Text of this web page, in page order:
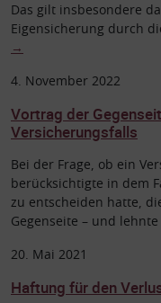
Das gilt insbesondere
Eigensicherung durch
→
4. November 2022
Vortrag der
Versicherungsfalls
Bei der Frage, ob ein
berücksichtigte in dem
zu entscheiden hatte,
Gegenseite – und
20. Mai 2021
Haftung für den